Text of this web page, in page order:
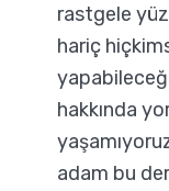
rastgele
hariç
hakkında
adam bu